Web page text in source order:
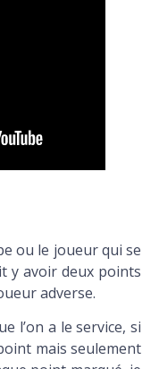
ou le joueur qui se
y avoir deux points
adverse.
l’on a le service, si
mais seulement